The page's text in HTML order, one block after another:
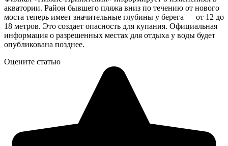
акватории. Район бывшего пляжа вниз по течению от нового
моста теперь имеет значительные глубины у берега — от 12 до
18 метров. Это создает опасность для купания. Официальная
информация о разрешенных местах для отдыха у воды будет
опубликована позднее.
Оцените статью